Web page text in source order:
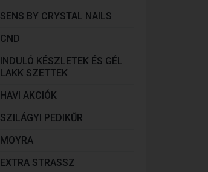
SENS BY CRYSTAL NAILS
CND
INDULÓ KÉSZLETEK ÉS GÉL
LAKK SZETTEK
HAVI AKCIÓK
SZILÁGYI PEDIKŰR
MOYRA
EXTRA STRASSZ